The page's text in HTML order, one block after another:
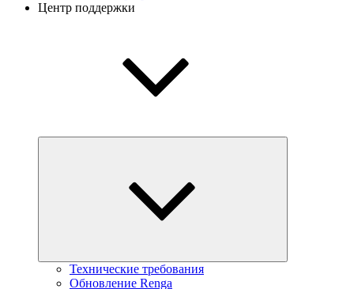
Центр поддержки
Технические требования
Обновление Renga